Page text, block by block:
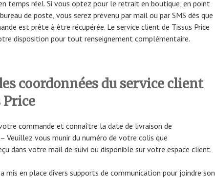
temps réel. Si vous optez pour le retrait en boutique, en point
de poste, vous serez prévenu par mail ou par SMS dès que
est prête à être récupérée. Le service client de Tissus Price
disposition pour tout renseignement complémentaire.
coordonnées du service client
Price
commande et connaître la date de livraison de
Veuillez vous munir du numéro de votre colis que
dans votre mail de suivi ou disponible sur votre espace client.
mis en place divers supports de communication pour joindre son